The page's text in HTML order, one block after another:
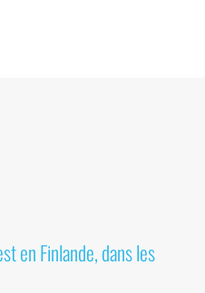
en Finlande, dans les